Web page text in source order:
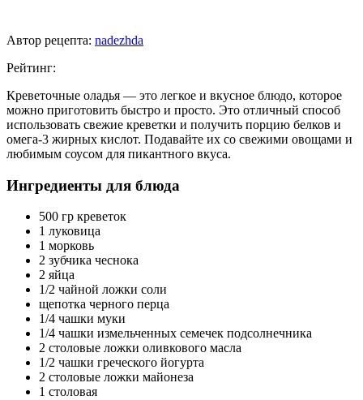
Автор рецепта: nadezhda
Рейтинг:
Креветочные оладья — это легкое и вкусное блюдо, которое
можно приготовить быстро и просто. Это отличный способ
использовать свежие креветки и получить порцию белков и
омега-3 жирных кислот. Подавайте их со свежими овощами и
любимым соусом для пикантного вкуса.
Ингредиенты для блюда
500 гр креветок
1 луковица
1 морковь
2 зубчика чеснока
2 яйца
1/2 чайной ложки соли
щепотка черного перца
1/4 чашки муки
1/4 чашки измельченных семечек подсолнечника
2 столовые ложки оливкового масла
1/2 чашки греческого йогурта
2 столовые ложки майонеза
1 столовая